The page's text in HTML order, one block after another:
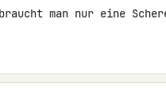
man nur eine